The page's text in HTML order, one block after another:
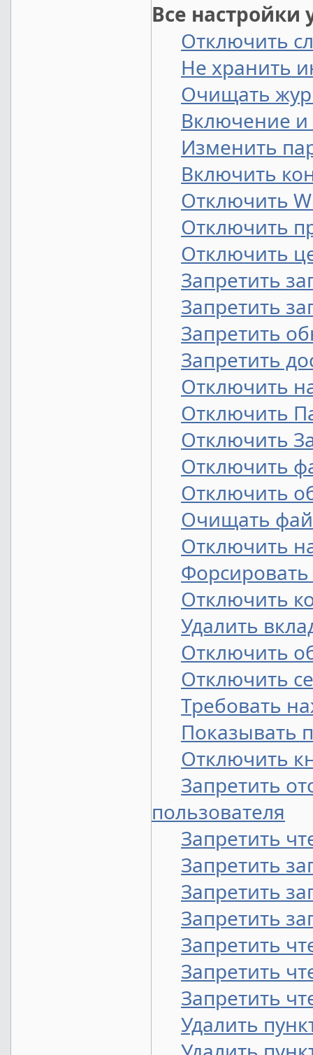
Все настройки
Отключить
Не хранить
Очищать
Включение
Изменить
Включить
Отключить
Отключить
Отключить
Запретить
Запретить
Запретить
Запретить
Отключить
Отключить
Отключить
Отключить
Отключить
Очищать
Отключить
Отключить
Удалить
Отключить
Отключить
Требовать
Показывать
Отключить
Запретить
пользователя
Запретить
Запретить
Запретить
Запретить
Запретить
Запретить
Запретить
Удалить